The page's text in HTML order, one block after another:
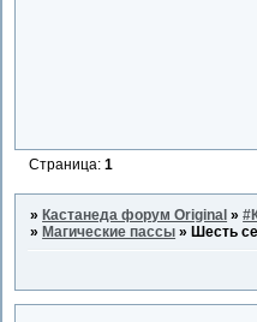
Страница:1
»Кастанеда форум Original »
»Магические пассы »Шесть